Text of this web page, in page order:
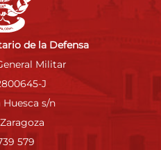
de la Defensa
Militar
J
s/n
579